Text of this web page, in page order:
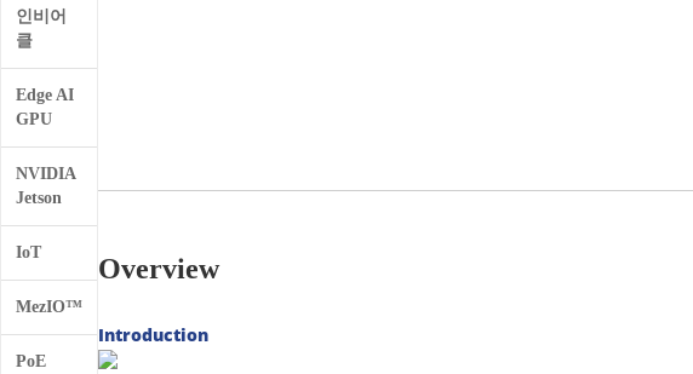
인비어
클
Edge AI
GPU
NVIDIA
Jetson
IoT
MezIO™
PoE
Overview
Introduction